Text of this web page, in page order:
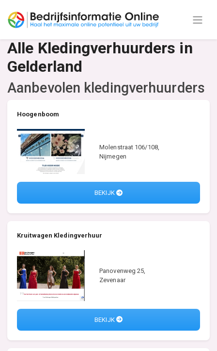
Alle Kledingverhuurders in
Gelderland
Aanbevolen kledingverhuurders
Hoogenboom
Molenstraat 106/108,
Nijmegen
BEKIJK
Kruitwagen Kledingverhuur
Panovenweg 25,
Zevenaar
BEKIJK